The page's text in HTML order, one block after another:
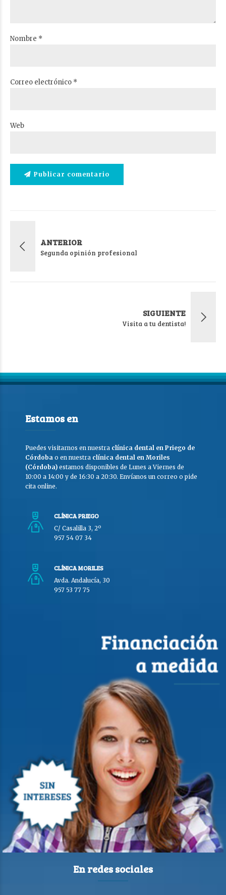
Nombre *
Correo electrónico *
Web
Publicar comentario
ANTERIOR
Segunda opinión profesional
SIGUIENTE
Visita a tu dentista!
Estamos en
Puedes visitarnos en nuestra clínica dental en Priego de
Córdoba o en nuestra clínica dental en Moriles
(Córdoba) estamos disponibles de Lunes a Viernes de
10:00 a 14:00 y de 16:30 a 20:30. Envíanos un correo o pide
cita online.
CLÍNICA PRIEGO
C/ Casalilla 3, 2º
957 54 07 34
CLÍNICA MORILES
Avda. Andalucía, 30
957 53 77 75
En redes sociales